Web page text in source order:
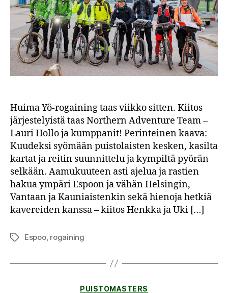
Leppävaara
Huima Yö-rogaining taas viikko sitten. Kiitos
järjestelyistä taas Northern Adventure Team –
Lauri Hollo ja kumppanit! Perinteinen kaava:
Kuudeksi syömään puistolaisten kesken, kasilta
kartat ja reitin suunnittelu ja kympiltä pyörän
selkään. Aamukuuteen asti ajelua ja rastien
hakua ympäri Espoon ja vähän Helsingin,
Vantaan ja Kauniaistenkin sekä hienoja hetkiä
kavereiden kanssa – kiitos Henkka ja Uki […]
Avainsanat
Espoo, rogaining
Kategoriat
PUISTOMASTERS